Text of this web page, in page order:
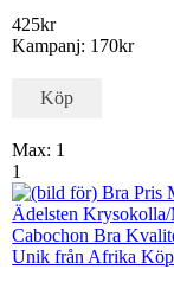
425kr
Kampanj: 170kr
Köp
Max: 1
1